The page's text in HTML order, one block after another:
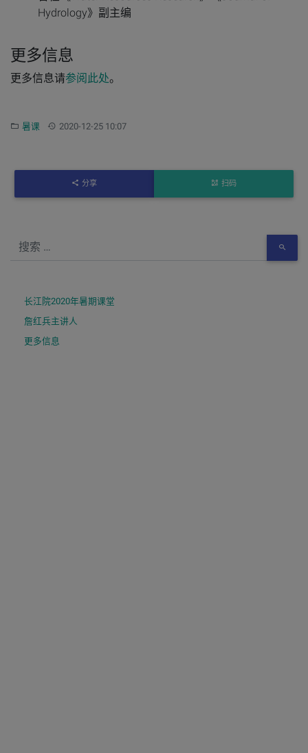
Hydrology》副主编
更多信息
更多信息请参阅此处。
分类：
暑课 更新：2020-12-25 10:07
分享 扫码
长江院2020年暑期课堂
詹红兵主讲人
更多信息